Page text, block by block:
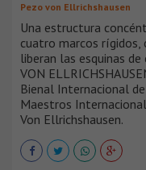
Pezo von Ellrichshausen
Una estructura
cuatro marcos rígidos,
liberan las esquinas
VON
Bienal Internacional
Maestros
Von Ellrichshausen.